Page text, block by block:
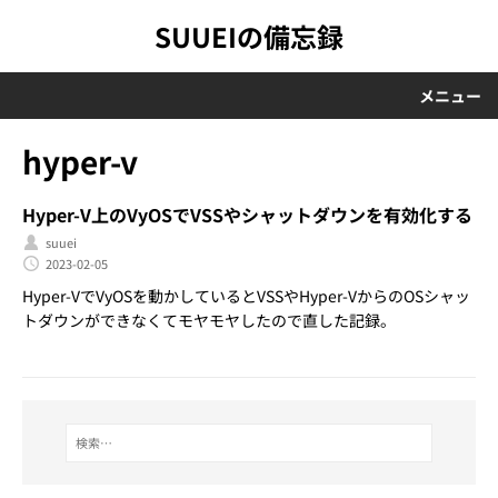
SUUEIの備忘録
メニュー
hyper-v
Hyper-V上のVyOSでVSSやシャットダウンを有効化する
suuei
2023-02-05
Hyper-VでVyOSを動かしているとVSSやHyper-VからのOSシャッ
トダウンができなくてモヤモヤしたので直した記録。